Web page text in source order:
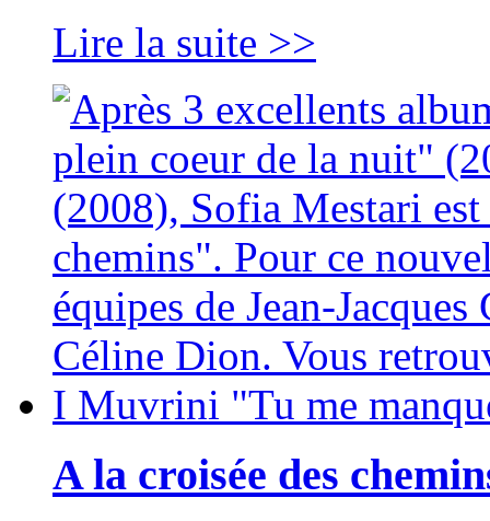
Lire la suite >>
A la croisée des